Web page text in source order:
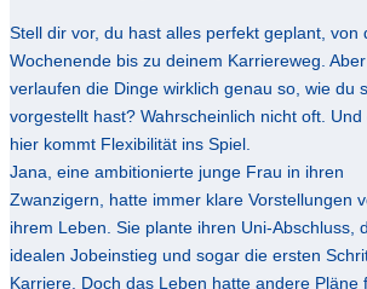
Stell dir vor, du hast alles perfekt geplant, von
Wochenende bis zu deinem Karriereweg.
verlaufen die Dinge wirklich genau so, wie du
vorgestellt hast? Wahrscheinlich nicht oft. Und
hier kommt Flexibilität ins Spiel.
Jana, eine ambitionierte junge Frau in ihren
Zwanzigern, hatte immer klare Vorstellungen
ihrem Leben. Sie plante ihren Uni-Abschluss,
idealen Jobeinstieg und sogar die ersten
Karriere. Doch das Leben hatte andere Pläne